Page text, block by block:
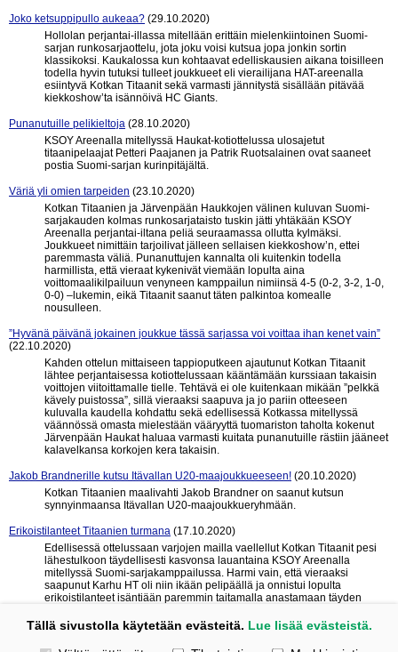
Joko ketsuppipullo aukeaa? (29.10.2020)
Hollolan perjantai-illassa mitellään erittäin mielenkiintoinen Suomi-
sarjan runkosarjaottelu, jota joku voisi kutsua jopa jonkin sortin
klassikoksi. Kaukalossa kun kohtaavat edelliskausien aikana toisilleen
todella hyvin tutuksi tulleet joukkueet eli vierailijana HAT-areenalla
esiintyvä Kotkan Titaanit sekä varmasti jännitystä sisällään pitävää
kiekkoshow’ta isännöivä HC Giants.
Punanutuille pelikieltoja (28.10.2020)
KSOY Areenalla mitellyssä Haukat-kotiottelussa ulosajetut
titaanipelaajat Petteri Paajanen ja Patrik Ruotsalainen ovat saaneet
postia Suomi-sarjan kurinpitäjältä.
Väriä yli omien tarpeiden (23.10.2020)
Kotkan Titaanien ja Järvenpään Haukkojen välinen kuluvan Suomi-
sarjakauden kolmas runkosarjataisto tuskin jätti yhtäkään KSOY
Areenalla perjantai-iltana peliä seuraamassa ollutta kylmäksi.
Joukkueet nimittäin tarjoilivat jälleen sellaisen kiekkoshow’n, ettei
paremmasta väliä. Punanuttujen kannalta oli kuitenkin todella
harmillista, että vieraat kykenivät viemään lopulta aina
voittomaalikilpailuun venyneen kamppailun nimiinsä 4-5 (0-2, 3-2, 1-0,
0-0) –lukemin, eikä Titaanit saanut täten palkintoa komealle
nousulleen.
”Hyvänä päivänä jokainen joukkue tässä sarjassa voi voittaa ihan kenet vain”
(22.10.2020)
Kahden ottelun mittaiseen tappioputkeen ajautunut Kotkan Titaanit
lähtee perjantaisessa kotiottelussaan kääntämään kurssiaan takaisin
voittojen viitoittamalle tielle. Tehtävä ei ole kuitenkaan mikään ”pelkkä
kävely puistossa”, sillä vieraaksi saapuva ja jo pariin otteeseen
kuluvalla kaudella kohdattu sekä edellisessä Kotkassa mitellyssä
väännössä omasta mielestään vääryyttä tuomariston taholta kokenut
Järvenpään Haukat haluaa varmasti kuitata punanutuille rästiin jääneet
kalavelkansa korkojen kera takaisin.
Jakob Brandnerille kutsu Itävallan U20-maajoukkueeseen! (20.10.2020)
Kotkan Titaanien maalivahti Jakob Brandner on saanut kutsun
synnyinmaansa Itävallan U20-maajoukkueryhmään.
Erikoistilanteet Titaanien turmana (17.10.2020)
Edellisessä ottelussaan varjojen mailla vaellellut Kotkan Titaanit pesi
lähestulkoon täydellisesti kasvonsa lauantaina KSOY Areenalla
mitellyssä Suomi-sarjakamppailussa. Harmi vain, että vieraaksi
saapunut Karhu HT oli niin ikään pelipäällä ja onnistui lopulta
erikoistilanteet isäntiään paremmin taitamalla anastamaan täyden
seuraavat 10 »
Tällä sivustolla käytetään evästeitä. Lue lisää evästeistä.